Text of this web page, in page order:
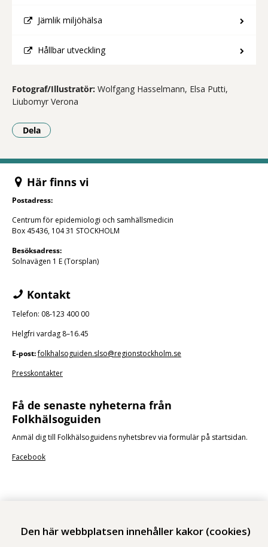
Den här webbplatsen innehåller kakor (cookies)
Jämlik miljöhälsa
Hållbar utveckling
Fotograf/Illustratör: Wolfgang Hasselmann, Elsa Putti,
Liubomyr Verona
Dela
- Klicka för att öppna delningsalternativ.
Här finns vi
Postadress:
Centrum för epidemiologi och samhällsmedicin
Box 45436, 104 31 STOCKHOLM
Besöksadress:
Solnavägen 1 E (Torsplan)
Kontakt
Telefon: 08-123 400 00
Helgfri vardag 8–16.45
E-post:folkhalsoguiden.slso@regionstockholm.se
Presskontakter
Få de senaste nyheterna från
Folkhälsoguiden
Anmäl dig till Folkhälsoguidens nyhetsbrev via formulär på startsidan.
Facebook